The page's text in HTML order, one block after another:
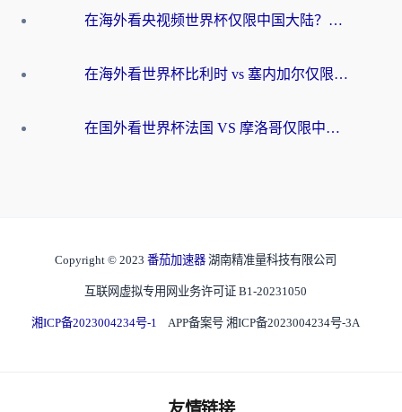
在海外看央视频世界杯仅限中国大陆？这篇指南帮你解锁中文解说+无卡顿直播
在海外看世界杯比利时 vs 塞内加尔仅限中国大陆？我找到了最流畅的中文解说之路
在国外看世界杯法国 VS 摩洛哥仅限中国大陆？海外党这样看中文解说赛事不卡顿
Copyright © 2023 番茄加速器 湖南精准量科技有限公司
互联网虚拟专用网业务许可证 B1-20231050
湘ICP备2023004234号-1 APP备案号 湘ICP备2023004234号-3A